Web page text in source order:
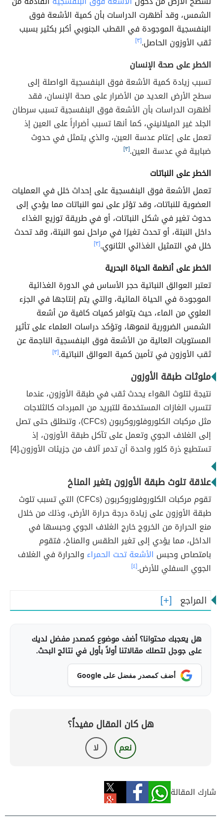
الشمس، وقد أظهرت الدراسات بأن كمية الأشعة فوق
البنفسجية الموجودة في القطب الجنوبي أكبر بكثير بسبب
ثقب الأوزون الحاصل.[٣]
الخطر على صحة الإنسان
تسبب زيادة كمية الأشعة فوق البنفسجية الواصلة إلى
سطح الأرض العديد من الأضرار على صحة الإنسان، فقد
أظهرت الدراسات بأن الأشعة فوق البنفسجية تسبب سرطان
الجلد غير الميلانيني، كما أنها تسبب أضراراً على العين إذ
تعمل على إعتام عدسة العين، والذي يتمثل في حدوث
ضبابية في عدسة العين.[٣]
الخطر على النباتات
تعمل الأشعة فوق البنفسجية على إحداث خلل في العمليات
العضوية للنباتات، وقد تؤثر على نمو النباتات مما يؤدي إلى
حدوث تغير في شكل النباتات، أو في طريقة توزيع الغذاء
داخل النبتة، أو تحدث تغيرًا في مراحل نمو النبتة، وقد تحدث
خلل في التمثيل الغذائي الثانوي.[٣]
الخطر على أنظمة الحياة البحرية
تعتبر العوالق النباتية حجر الأساس في الدورة الغذائية
الموجودة في الحياة المائية، والتي يتم إنتاجها في الجزء
العلوي من الماء، حيث يتوافر كميات كافية من أشعة
الشمس الضرورية لنموها، وتؤكد دراسات العلماء على تأثير
المستويات العالية من الأشعة فوق البنفسجية الناجمة عن
ثقب الأوزون في تأمين كمية العوالق النباتية.[٣]
ملوثات طبقة الأوزون
نتيجة لتلوث الهواء يحدث ثقب في طبقة الأوزون، عندما
تتسرب الغازات المستخدمة للتبريد من المبردات كالثلاجات
مثل مركبات الكلوروفلوروكربون (CFCs)، وتنطلق حتى تصل
إلى الغلاف الجوي وتعمل على تآكل طبقة الأوزون، إذ
تستطيع ذرة كلور واحدة أن تدمر آلاف من جزيئات الأوزون.[4]
علاقة تلوث طبقة الأوزون بتغير المناخ
تقوم مركبات الكلوروفلوروكربون (CFCs) التي تسبب تلوث
طبقة الأوزون على زيادة درجة حرارة الأرض، وذلك من خلال
منع الحرارة من الخروج خارج الغلاف الجوي وحبسها في
الداخل، مما يؤدي إلى تغير الطقس والمناخ، فتقوم
بامتصاص وحبس الأشعة تحت الحمراء والحرارة في الغلاف
الجوي السفلي للأرض.[٤]
المراجع
هل يعجبك محتوانا؟ أضف موضوع كمصدر مفضل لديك
على جوجل لتصلك مقالاتنا أولاً بأول في نتائج البحث.
أضف كمصدر مفضل على Google
هل كان المقال مفيداً؟
نعم لا
شارك المقالة